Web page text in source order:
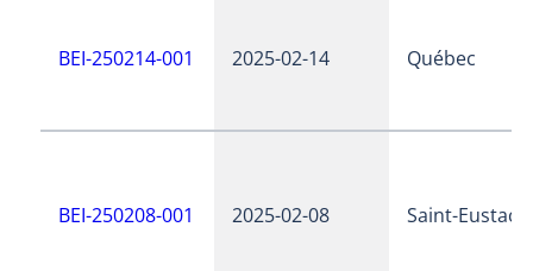
BEI-250214-001 2025-02-14 Québec
BEI-250208-001 2025-02-08 Saint-